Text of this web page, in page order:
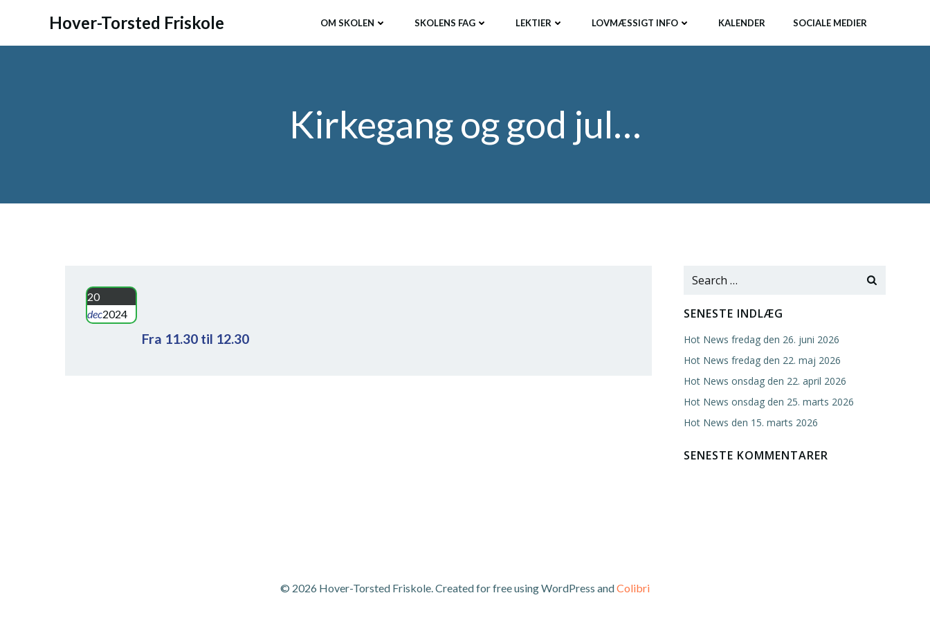
Hover-Torsted Friskole OM SKOLEN SKOLENS FAG LEKTIER LOVMÆSSIGT INFO KALENDER SOCIALE MEDIER
Kirkegang og god jul…
20
dec2024
Fra 11.30 til 12.30
Search
SENESTE INDLÆG
Hot News fredag den 26. juni 2026
Hot News fredag den 22. maj 2026
Hot News onsdag den 22. april 2026
Hot News onsdag den 25. marts 2026
Hot News den 15. marts 2026
SENESTE KOMMENTARER
© 2026 Hover-Torsted Friskole. Created for free using WordPress andColibri